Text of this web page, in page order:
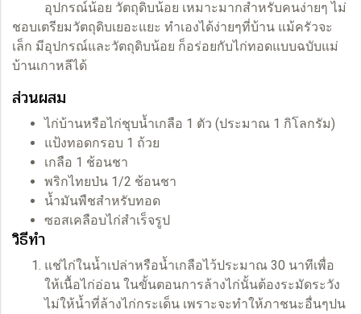
อุปกรณ์น้อย วัตถุดิบน้อย เหมาะมากสำหรับคนง่ายๆ ไม่
ชอบเตรียมวัตถุดิบเยอะแยะ ทำเองได้ง่ายๆที่บ้าน แม้ครัวจะ
เล็ก มีอุปกรณ์และวัตถุดิบน้อย ก็อร่อยกับไก่ทอดแบบฉบับแม่
บ้านเกาหลีได้
ส่วนผสม
ไก่บ้านหรือไก่ชุบน้ำเกลือ 1 ตัว (ประมาณ 1 กิโลกรัม)
แป้งทอดกรอบ 1 ถ้วย
เกลือ 1 ช้อนชา
พริกไทยป่น 1/2 ช้อนชา
น้ำมันพืชสำหรับทอด
ซอสเคลือบไก่สำเร็จรูป
วิธีทำ
แช่ไก่ในน้ำเปล่าหรือน้ำเกลือไว้ประมาณ 30 นาทีเพื่อ
ให้เนื้อไก่อ่อน ในขั้นตอนการล้างไก่นั้นต้องระมัดระวัง
ไม่ให้น้ำที่ล้างไก่กระเด็น เพราะจะทำให้ภาชนะอื่นๆปน